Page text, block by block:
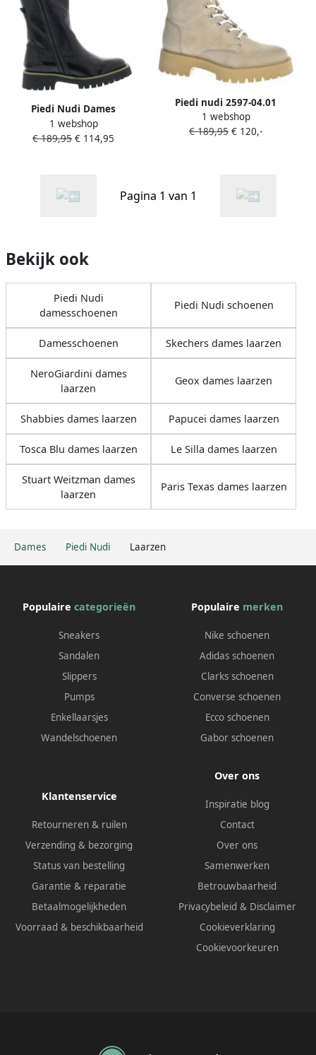
Dames Piedi Nudi Laarzen
Piedi Nudi Dames
Enkellaars 2597-09.02pn
Torrox Zwart
1 webshop
€ 189,95 € 114,95
Piedi nudi 2597-04.01
Enkellaarzen
1 webshop
€ 189,95 € 120,-
Pagina 1 van 1
Bekijk ook
Piedi Nudi
damesschoenen
Piedi Nudi schoenen
Damesschoenen Skechers dames laarzen
NeroGiardini dames
laarzen
Geox dames laarzen
Shabbies dames laarzen Papucei dames laarzen
Tosca Blu dames laarzen Le Silla dames laarzen
Stuart Weitzman dames
laarzen
Paris Texas dames laarzen
Populaire categorieën
Sneakers
Sandalen
Slippers
Pumps
Enkellaarsjes
Wandelschoenen
Populaire merken
Nike schoenen
Adidas schoenen
Clarks schoenen
Converse schoenen
Ecco schoenen
Gabor schoenen
Klantenservice
Retourneren & ruilen
Verzending & bezorging
Status van bestelling
Garantie & reparatie
Betaalmogelijkheden
Voorraad & beschikbaarheid
Over ons
Inspiratie blog
Contact
Over ons
Samenwerken
Betrouwbaarheid
Privacybeleid & Disclaimer
Cookieverklaring
Cookievoorkeuren